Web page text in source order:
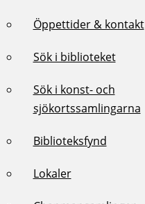
Öppettider & kontakt
Sök i biblioteket
Sök i konst- och
sjökortssamlingarna
Biblioteksfynd
Lokaler